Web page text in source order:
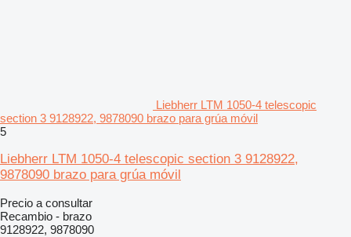
Liebherr LTM 1050-4 telescopic
section 3 9128922, 9878090 brazo para grúa móvil
5
Liebherr LTM 1050-4 telescopic section 3 9128922,
9878090 brazo para grúa móvil
Precio a consultar
Recambio - brazo
9128922, 9878090